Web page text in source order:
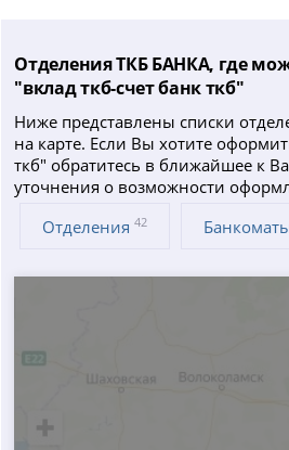
Отделения ТКБ БАНКА, где
"вклад ткб-счет банк ткб"
Ниже представлены списки
на карте. Если Вы хотите
ткб" обратитесь в ближайшее к
уточнения о возможности
Отделения42